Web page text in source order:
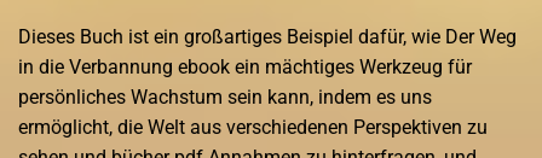
Dieses Buch ist ein großartiges Beispiel dafür, wie Der Weg
in die Verbannung ebook ein mächtiges Werkzeug für
persönliches Wachstum sein kann, indem es uns
ermöglicht, die Welt aus verschiedenen Perspektiven zu